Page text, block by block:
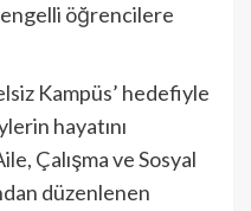
öğrencilere
Kampüs’ hedefiyle
hayatını
Çalışma ve Sosyal
düzenlenen